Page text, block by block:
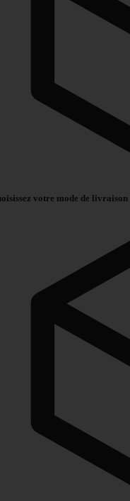
votre mode de livraison